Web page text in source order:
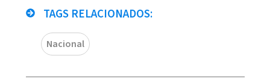
TAGS RELACIONADOS:
Nacional